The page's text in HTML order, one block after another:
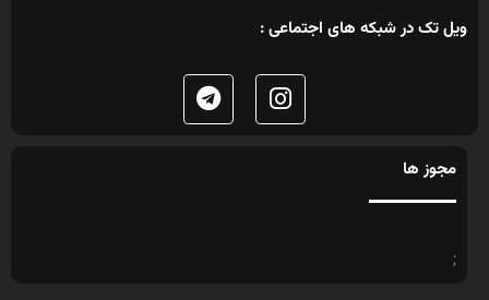
ویل تک در شبکه های اجتماعی :
مجوز ها
;